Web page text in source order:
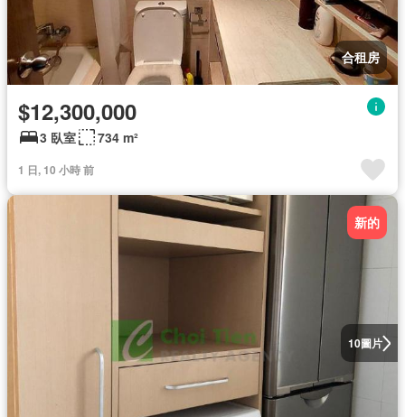
合租房
$12,300,000
3 臥室 734 m²
1 日, 10 小時 前
10圖片
新的